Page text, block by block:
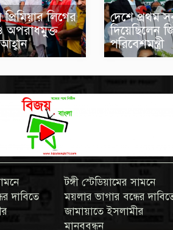
লিগের
অপরাধমুক্ত
দেশে প্রথম
দিয়েছিলেন
পরিবেশমন্ত্রী
দাবিতে
টঙ্গী স্টেডিয়ামের সামনে
ময়লার ভাগার বন্ধের
জামায়াতে ইসলামীর
মানববন্ধন